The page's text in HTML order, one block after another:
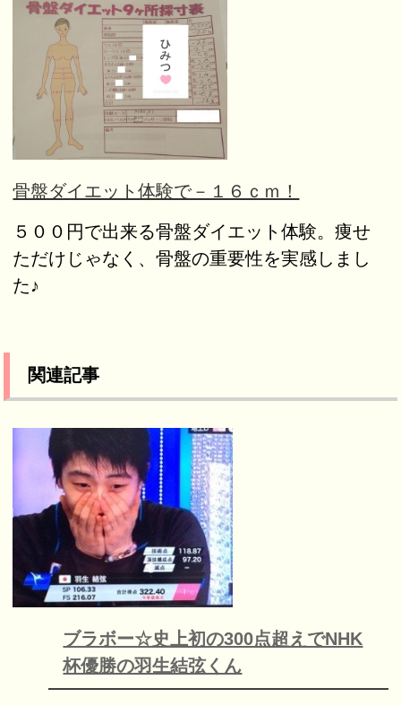
骨盤ダイエット体験で－１６ｃｍ！
５００円で出来る骨盤ダイエット体験。痩せ
ただけじゃなく、骨盤の重要性を実感しまし
た♪
関連記事
ブラボー☆史上初の300点超えでNHK
杯優勝の羽生結弦くん